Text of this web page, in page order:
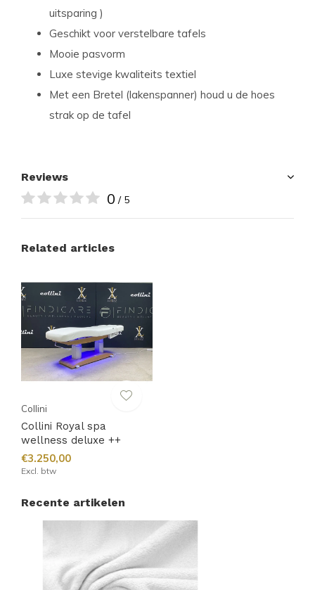
uitsparing )
Geschikt voor verstelbare tafels
Mooie pasvorm
Luxe stevige kwaliteits textiel
Met een Bretel (lakenspanner) houd u de hoes
strak op de tafel
Reviews
0 / 5
Related articles
Collini
Collini Royal spa
wellness deluxe ++
€3.250,00
Excl. btw
Recente artikelen